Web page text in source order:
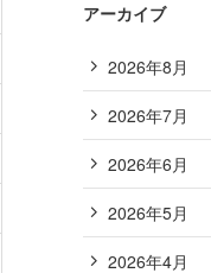
アーカイブ
2026年8月
2026年7月
2026年6月
2026年5月
2026年4月